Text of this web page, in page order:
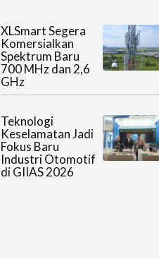
XLSmart Segera
Komersialkan
Spektrum Baru
700 MHz dan 2,6
GHz
Teknologi
Keselamatan Jadi
Fokus Baru
Industri Otomotif
di GIIAS 2026